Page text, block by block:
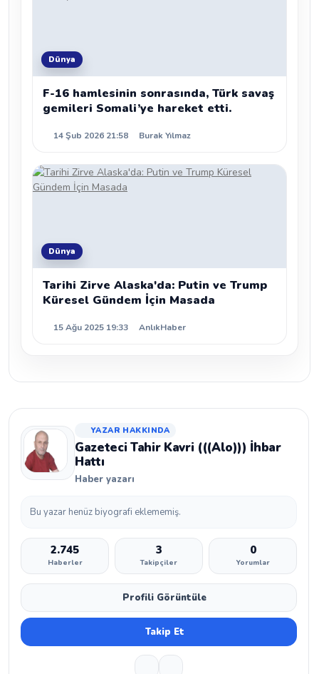
Dünya
F-16 hamlesinin sonrasında, Türk savaş
gemileri Somali’ye hareket etti.
14 Şub 2026 21:58 Burak Yılmaz
Dünya
Tarihi Zirve Alaska'da: Putin ve Trump
Küresel Gündem İçin Masada
15 Ağu 2025 19:33 AnlıkHaber
YAZAR HAKKINDA
Gazeteci Tahir Kavri (((Alo))) İhbar
Hattı
Haber yazarı
Bu yazar henüz biyografi eklememiş.
2.745
Haberler
3
Takipçiler
0
Yorumlar
Profili Görüntüle
Takip Et